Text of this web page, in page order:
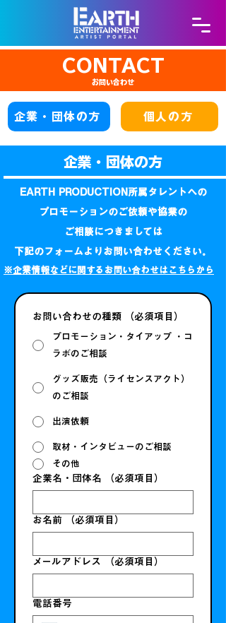
CONTACT
お問い合わせ
企業・団体の方 個人の方
企業・団体の方
EARTH PRODUCTION所属タレントへの
プロモーションのご依頼や協業の
ご相談につきましては
下記のフォームよりお問い合わせください。
※企業情報などに​関するお問い合わせはこちらから
お問い合わせの種類 （必須項目）
プロモーション・タイアップ ・コ
ラボのご相談
グッズ販売（ライセンスアクト）
のご相談
出演依頼
取材・インタビューのご相談
その他
企業名・団体名 （必須項目）
お名前 （必須項目）
メールアドレス （必須項目）
電話番号